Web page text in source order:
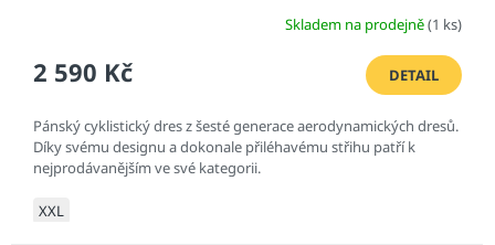
Skladem na prodejně(1 ks)
2 590 Kč DETAIL
Pánský cyklistický dres z šesté generace aerodynamických dresů.
Díky svému designu a dokonale přiléhavému střihu patří k
nejprodávanějším ve své kategorii.
XXL